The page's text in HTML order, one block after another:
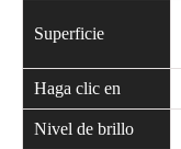
Superficie
Haga clic en
Nivel de brillo